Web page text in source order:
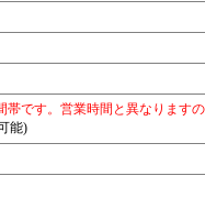
帯です。営業時間と異なります
能)